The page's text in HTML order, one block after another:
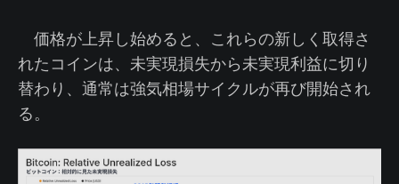
価格が上昇し始めると、これらの新しく取得さ
れたコインは、未実現損失から未実現利益に切り
替わり、通常は強気相場サイクルが再び開始され
る。